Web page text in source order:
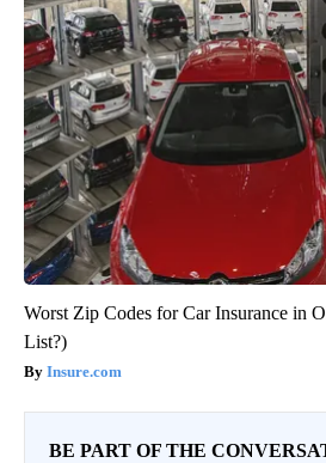
Worst Zip Codes for Car Insurance in
List?)
Insure.com
BE PART OF THE